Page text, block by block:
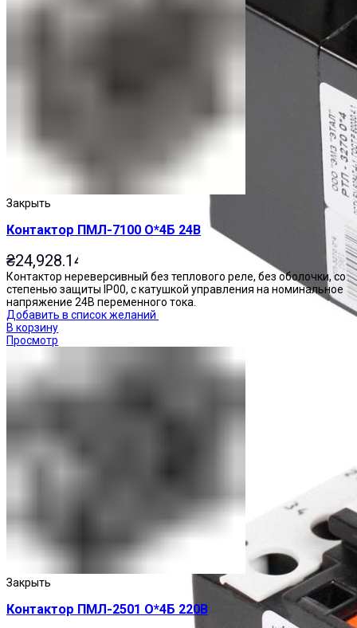
Реле тепловые
Закрыть
Контактор ПМЛ-7100 О*4Б 24В
₴24,928.14
Контактор нереверсивный без теплового реле, без оболочки, со
степенью защиты IP00, с катушкой управления на номинальное
напряжение 24В переменного тока.
Добавить в список желаний
В корзину
Просмотр
Закрыть
Контактор ПМЛ-2501 О*4Б 220В